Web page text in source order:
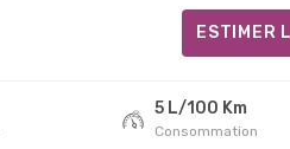
ESTIMER
5 L/100 Km
Consommation